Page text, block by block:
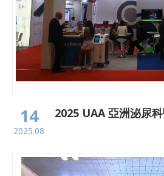
14
2025.08
2025 UAA 亞洲泌尿